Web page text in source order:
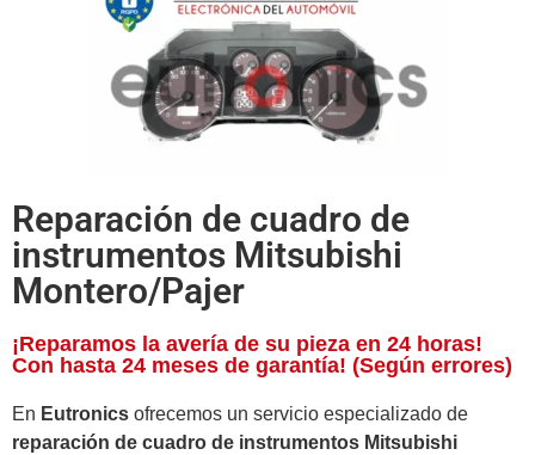
Reparación de cuadro de
instrumentos Mitsubishi
Montero/Pajer
¡Reparamos la avería de su pieza en 24 horas!
Con hasta 24 meses de garantía! (Según errores)
En Eutronics ofrecemos un servicio especializado de
reparación de cuadro de instrumentos Mitsubishi